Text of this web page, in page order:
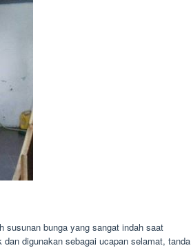
susunan bunga yang sangat indah saat
digunakan sebagai ucapan selamat, tanda